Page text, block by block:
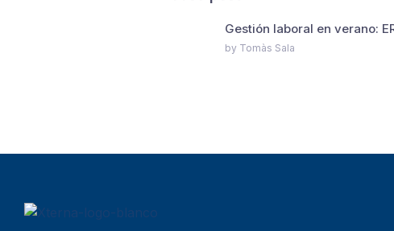
Gestión laboral en verano:
by Tomàs Sala